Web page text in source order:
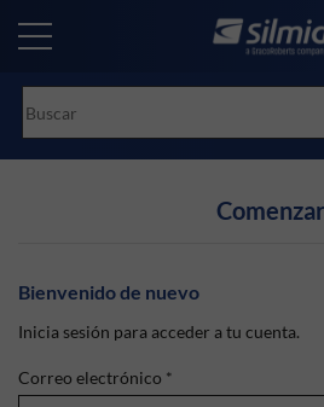
main
Comenzar
Bienvenido de nuevo
Inicia sesión para acceder a tu cuenta.
Correo electrónico *